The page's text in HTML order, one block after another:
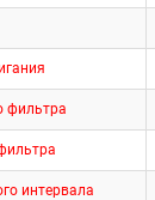
фильтра
интервала